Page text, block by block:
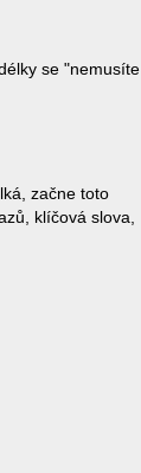
se "nemusíte
začne toto
klíčová slova,